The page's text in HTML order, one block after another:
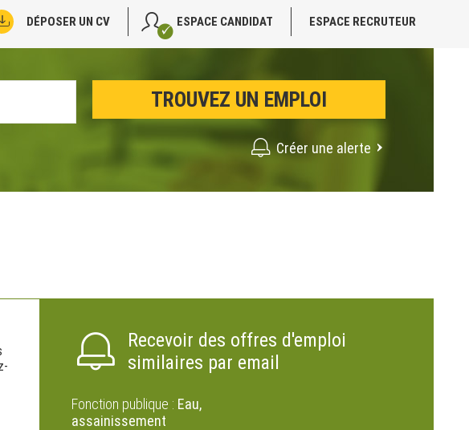
DÉPOSER UN CV ESPACE CANDIDAT ESPACE RECRUTEUR
Créer une alerte
Recevoir des offres d'emploi
similaires par email
Fonction publique : Eau,
assainissement